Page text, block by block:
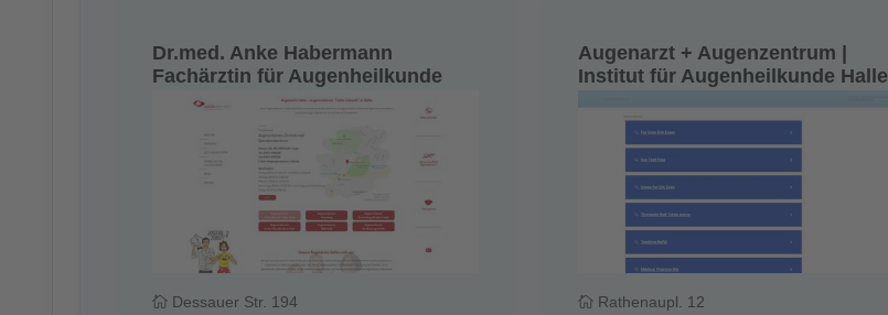
Dr.med. Anke Habermann
Fachärztin für Augenheilkunde
Dessauer Str. 194
Augenarzt + Augenzentrum |
Institut für Augenheilkunde Halle
Rathenaupl. 12